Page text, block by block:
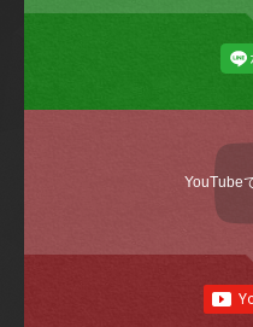
YouTube